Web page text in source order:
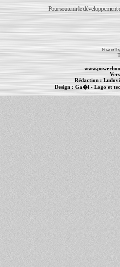
Pour soutenir le développement
Powered
Rédaction :
Design :Ga�l- Logo et
PowerBook